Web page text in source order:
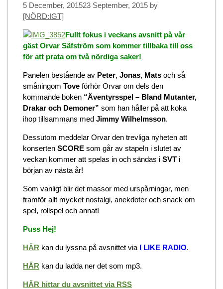
5 December, 201523 September, 2015 by
[NÖRD:IGT]
Fullt fokus i veckans avsnitt på vår
gäst Orvar Säfström som kommer tillbaka till oss
för att prata om två nördiga saker!
Panelen bestående av Peter, Jonas, Mats och så
småningom Tove förhör Orvar om dels den
kommande boken “Äventyrsspel – Bland Mutanter,
Drakar och Demoner” som han håller på att koka
ihop tillsammans med Jimmy Wilhelmsson.
Dessutom meddelar Orvar den trevliga nyheten att
konserten SCORE som går av stapeln i slutet av
veckan kommer att spelas in och sändas i SVT i
början av nästa år!
Som vanligt blir det massor med urspårningar, men
framför allt mycket nostalgi, anekdoter och snack om
spel, rollspel och annat!
Puss Hej!
HÄR kan du lyssna på avsnittet via I LIKE RADIO.
HÄR kan du ladda ner det som mp3.
HÄR hittar du avsnittet via RSS